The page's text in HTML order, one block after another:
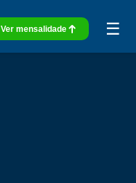
Ver mensalidade ☰